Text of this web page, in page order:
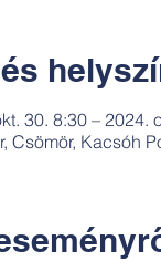
30. 8:30 – 2024.
Csömör, Kacsóh